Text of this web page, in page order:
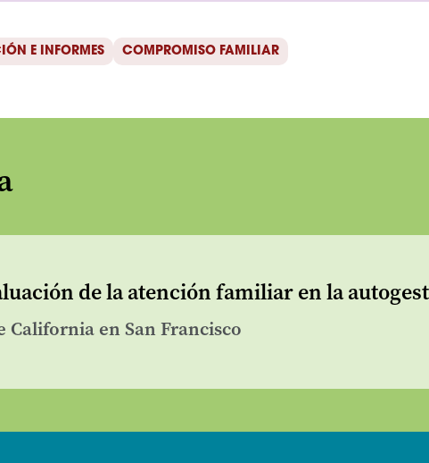
E INFORMES COMPROMISO FAMILIAR
de la atención familiar en la
California en San Francisco